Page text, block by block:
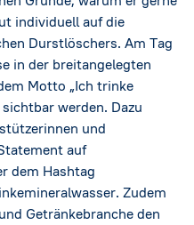
individuell auf die
Durstlöschers. Am Tag
in der breitangelegten
Motto „Ich trinke
werden. Dazu
und
auf
dem Hashtag
Zudem
Getränkebranche den